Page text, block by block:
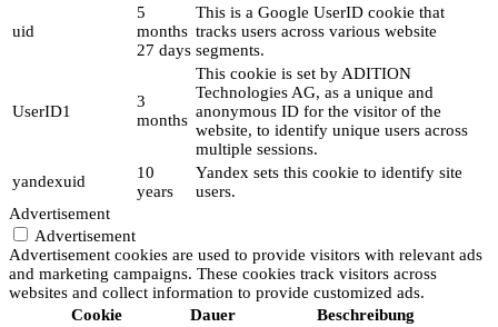
uid
5
months
27 days
This is a Google UserID cookie that
tracks users across various website
segments.
UserID1
3
months
This cookie is set by ADITION
Technologies AG, as a unique and
anonymous ID for the visitor of the
website, to identify unique users across
multiple sessions.
yandexuid
10
years
Yandex sets this cookie to identify site
users.
Advertisement
Advertisement
Advertisement cookies are used to provide visitors with relevant ads
and marketing campaigns. These cookies track visitors across
websites and collect information to provide customized ads.
Cookie
Dauer Beschreibung